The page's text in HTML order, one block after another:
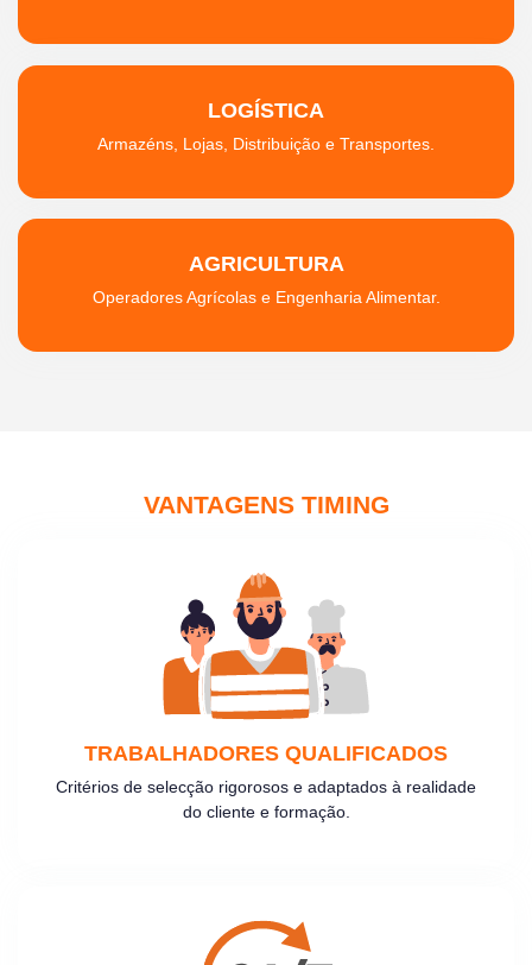
LOGÍSTICA
Armazéns, Lojas, Distribuição e Transportes.
AGRICULTURA
Operadores Agrícolas e Engenharia Alimentar.
VANTAGENS TIMING
TRABALHADORES QUALIFICADOS
Critérios de selecção rigorosos e adaptados à realidade
do cliente e formação.